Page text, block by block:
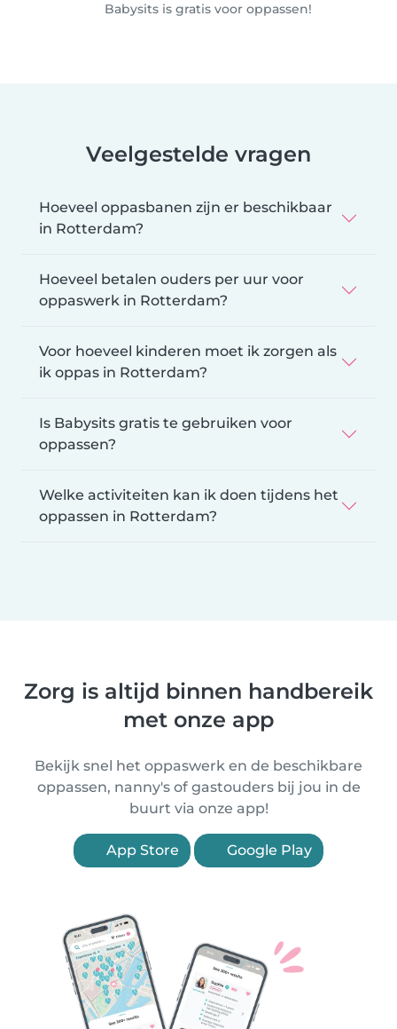
Babysits is gratis voor oppassen!
Veelgestelde vragen
Hoeveel oppasbanen zijn er beschikbaar
in Rotterdam?
Hoeveel betalen ouders per uur voor
oppaswerk in Rotterdam?
Voor hoeveel kinderen moet ik zorgen als
ik oppas in Rotterdam?
Is Babysits gratis te gebruiken voor
oppassen?
Welke activiteiten kan ik doen tijdens het
oppassen in Rotterdam?
Zorg is altijd binnen handbereik
met onze app
Bekijk snel het oppaswerk en de beschikbare
oppassen, nanny's of gastouders bij jou in de
buurt via onze app!
App Store Google Play